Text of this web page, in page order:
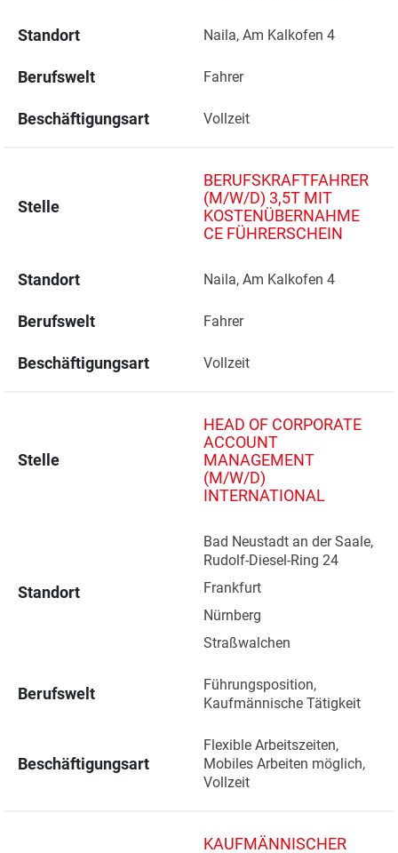
Standort Naila, Am Kalkofen 4
Berufswelt Fahrer
Beschäftigungsart Vollzeit
Stelle
BERUFSKRAFTFAHRER
(M/W/D) 3,5T MIT
KOSTENÜBERNAHME
CE FÜHRERSCHEIN
Standort Naila, Am Kalkofen 4
Berufswelt Fahrer
Beschäftigungsart Vollzeit
Stelle
HEAD OF CORPORATE
ACCOUNT
MANAGEMENT
(M/W/D)
INTERNATIONAL
Standort
Bad Neustadt an der Saale,
Rudolf-Diesel-Ring 24
Frankfurt
Nürnberg
Straßwalchen
Berufswelt
Führungsposition,
Kaufmännische Tätigkeit
Beschäftigungsart
Flexible Arbeitszeiten,
Mobiles Arbeiten möglich,
Vollzeit
KAUFMÄNNISCHER